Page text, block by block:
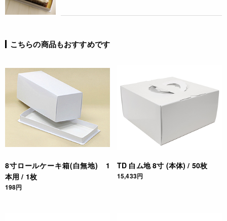
こちらの商品もおすすめです
8寸ロールケーキ箱(白無地) 1
本用 / 1枚
198円
TD 白ム地 8寸 (本体) / 50枚
15,433円